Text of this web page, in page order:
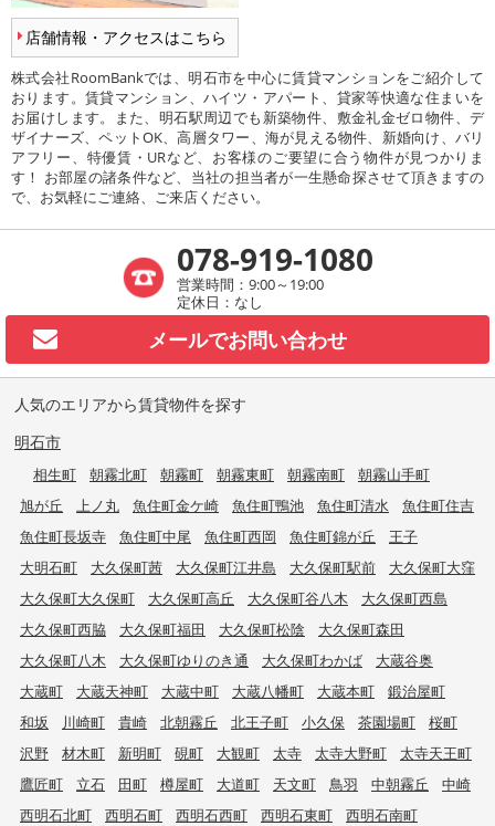
店舗情報・アクセスはこちら
株式会社RoomBankでは、明石市を中心に賃貸マンションをご紹介して
おります。賃貸マンション、ハイツ・アパート、貸家等快適な住まいを
お届けします。また、明石駅周辺でも新築物件、敷金礼金ゼロ物件、デ
ザイナーズ、ペットOK、高層タワー、海が見える物件、新婚向け、バリ
アフリー、特優賃・URなど、お客様のご要望に合う物件が見つかりま
す！ お部屋の諸条件など、当社の担当者が一生懸命探させて頂きますの
で、お気軽にご連絡、ご来店ください。
078-919-1080
営業時間：9:00～19:00
定休日：なし
メールでお問い合わせ
人気のエリアから賃貸物件を探す
明石市
相生町 朝霧北町 朝霧町 朝霧東町 朝霧南町
朝霧山手町
旭が丘
上ノ丸 魚住町金ケ崎 魚住町鴨池 魚住町清水
魚住町住吉
魚住町長坂寺
魚住町中尾 魚住町西岡 魚住町錦が丘
王子
大明石町
大久保町茜 大久保町江井島 大久保町駅前
大久保町大窪
大久保町大久保町
大久保町高丘 大久保町谷八木
大久保町西島
大久保町西脇
大久保町福田 大久保町松陰
大久保町森田
大久保町八木
大久保町ゆりのき通 大久保町わかば
大蔵谷奥
大蔵町
大蔵天神町 大蔵中町 大蔵八幡町 大蔵本町
鍛治屋町
和坂
川崎町 貴崎 北朝霧丘 北王子町 小久保 茶園場町
桜町
沢野
材木町 新明町 硯町 大観町 太寺 太寺大野町
太寺天王町
鷹匠町
立石 田町 樽屋町 大道町 天文町 鳥羽 中朝霧丘
中崎
西明石北町
西明石町 西明石西町 西明石東町
西明石南町